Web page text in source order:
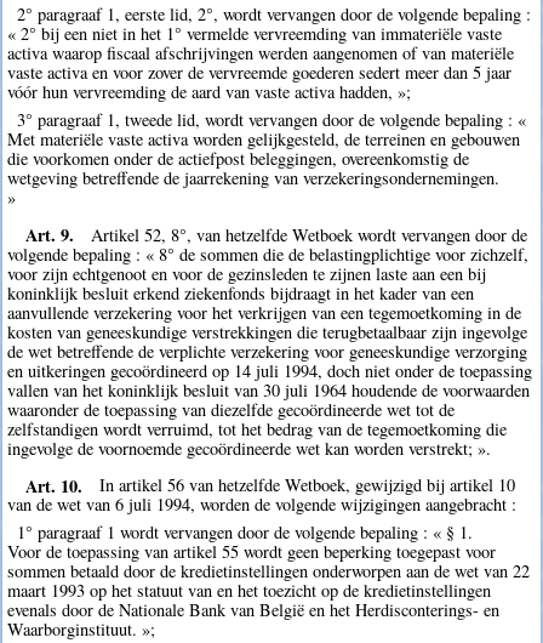
2° paragraaf 1, eerste lid, 2°, wordt vervangen door de volgende bepaling :
« 2° bij een niet in het 1° vermelde vervreemding van immateriële vaste
activa waarop fiscaal afschrijvingen werden aangenomen of van materiële
vaste activa en voor zover de vervreemde goederen sedert meer dan 5 jaar
vóór hun vervreemding de aard van vaste activa hadden, »;
3° paragraaf 1, tweede lid, wordt vervangen door de volgende bepaling : «
Met materiële vaste activa worden gelijkgesteld, de terreinen en gebouwen
die voorkomen onder de actiefpost beleggingen, overeenkomstig de
wetgeving betreffende de jaarrekening van verzekeringsondernemingen.
»
Art. 9.
Artikel 52, 8°, van hetzelfde Wetboek wordt vervangen door de
volgende bepaling : « 8° de sommen die de belastingplichtige voor zichzelf,
voor zijn echtgenoot en voor de gezinsleden te zijnen laste aan een bij
koninklijk besluit erkend ziekenfonds bijdraagt in het kader van een
aanvullende verzekering voor het verkrijgen van een tegemoetkoming in de
kosten van geneeskundige verstrekkingen die terugbetaalbaar zijn ingevolge
de wet betreffende de verplichte verzekering voor geneeskundige verzorging
en uitkeringen gecoördineerd op 14 juli 1994, doch niet onder de toepassing
vallen van het koninklijk besluit van 30 juli 1964 houdende de voorwaarden
waaronder de toepassing van diezelfde gecoördineerde wet tot de
zelfstandigen wordt verruimd, tot het bedrag van de tegemoetkoming die
ingevolge de voornoemde gecoördineerde wet kan worden verstrekt; ».
Art. 10.
In artikel 56 van hetzelfde Wetboek, gewijzigd bij artikel 10
van de wet van 6 juli 1994, worden de volgende wijzigingen aangebracht :
1° paragraaf 1 wordt vervangen door de volgende bepaling : « § 1.
Voor de toepassing van artikel 55 wordt geen beperking toegepast voor
sommen betaald door de kredietinstellingen onderworpen aan de wet van 22
maart 1993 op het statuut van en het toezicht op de kredietinstellingen
evenals door de Nationale Bank van België en het Herdisconterings- en
Waarborginstituut. »;